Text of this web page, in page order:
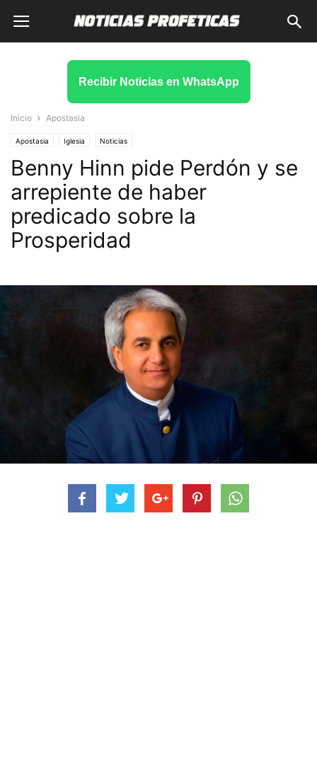
Recibir Noticias en WhatsApp
Inicio Apostasia
Apostasia Iglesia Noticias
Benny Hinn pide Perdón y se
arrepiente de haber
predicado sobre la
Prosperidad